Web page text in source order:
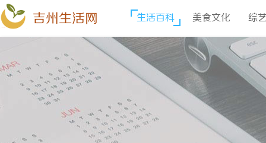
吉州生活网 生活百科 美食文化 综